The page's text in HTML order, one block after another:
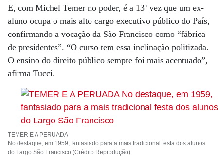
E, com Michel Temer no poder, é a 13ª vez que um ex-
aluno ocupa o mais alto cargo executivo público do País,
confirmando a vocação da São Francisco como “fábrica
de presidentes”. “O curso tem essa inclinação politizada.
O ensino do direito público sempre foi mais acentuado”,
afirma Tucci.
TEMER E A PERUADA
No destaque, em 1959, fantasiado para a mais tradicional festa dos alunos
do Largo São Francisco (Crédito:Reprodução)